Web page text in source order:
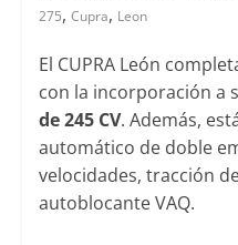
275, Cupra, Leon
El CUPRA León
con la incorporación a
de 245 CV. Además,
automático de doble
velocidades, tracción
autoblocante VAQ.